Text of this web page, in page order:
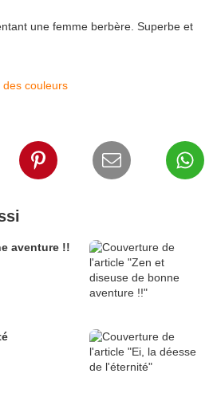
une femme berbère. Superbe et
couleurs
aventure !!